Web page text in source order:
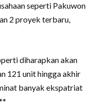
seperti Pakuwon
2 proyek terbaru,
diharapkan akan
121 unit hingga akhir
banyak ekspatriat